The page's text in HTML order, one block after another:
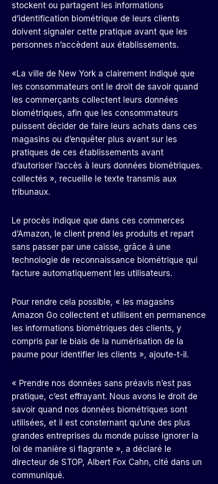
stockent ou partagent les informations
d’identification biométrique de leurs clients
doivent signaler cette pratique avant que les
personnes n’accèdent aux établissements.
«La ville de New York a clairement indiqué que
les consommateurs ont le droit de savoir quand
les commerçants collectent leurs données
biométriques, afin que les consommateurs
puissent décider de faire leurs achats dans ces
magasins ou d’enquêter plus avant sur les
pratiques de ces établissements avant
d’autoriser l’accès à leurs données biométriques.
collectés », recueille le texte transmis aux
tribunaux.
Le procès indique que dans ces commerces
d’Amazon, le client prend les produits et repart
sans passer par une caisse, grâce à une
technologie de reconnaissance biométrique qui
facture automatiquement les utilisateurs.
Pour rendre cela possible, « les magasins
Amazon Go collectent et utilisent en permanence
les informations biométriques des clients, y
compris par le biais de la numérisation de la
paume pour identifier les clients », ajoute-t-il.
« Prendre nos données sans préavis n’est pas
pratique, c’est effrayant. Nous avons le droit de
savoir quand nos données biométriques sont
utilisées, et il est consternant qu’une des plus
grandes entreprises du monde puisse ignorer la
loi de manière si flagrante », a déclaré le
directeur de STOP, Albert Fox Cahn, cité dans un
communiqué.